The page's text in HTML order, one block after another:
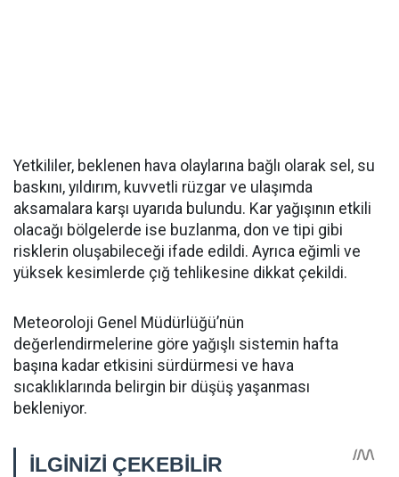
Yetkililer, beklenen hava olaylarına bağlı olarak sel, su
baskını, yıldırım, kuvvetli rüzgar ve ulaşımda
aksamalara karşı uyarıda bulundu. Kar yağışının etkili
olacağı bölgelerde ise buzlanma, don ve tipi gibi
risklerin oluşabileceği ifade edildi. Ayrıca eğimli ve
yüksek kesimlerde çığ tehlikesine dikkat çekildi.
Meteoroloji Genel Müdürlüğü’nün
değerlendirmelerine göre yağışlı sistemin hafta
başına kadar etkisini sürdürmesi ve hava
sıcaklıklarında belirgin bir düşüş yaşanması
bekleniyor.